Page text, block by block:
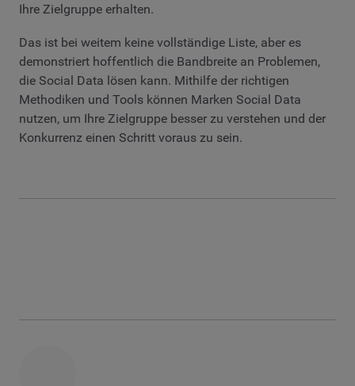
Ihre Zielgruppe erhalten.
Das ist bei weitem keine vollständige Liste, aber es
demonstriert hoffentlich die Bandbreite an Problemen,
die Social Data lösen kann. Mithilfe der richtigen
Methodiken und Tools können Marken Social Data
nutzen, um Ihre Zielgruppe besser zu verstehen und der
Konkurrenz einen Schritt voraus zu sein.